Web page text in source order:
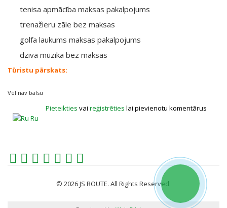
tenisa apmācība maksas pakalpojums
trenažieru zāle bez maksas
golfa laukums maksas pakalpojums
dzīvā mūzika bez maksas
Tūristu pārskats:
Vēl nav balsu
Pieteikties vai reģistrēties lai pievienotu komentārus
Ru
© 2026 JS ROUTE. All Rights Reserved.